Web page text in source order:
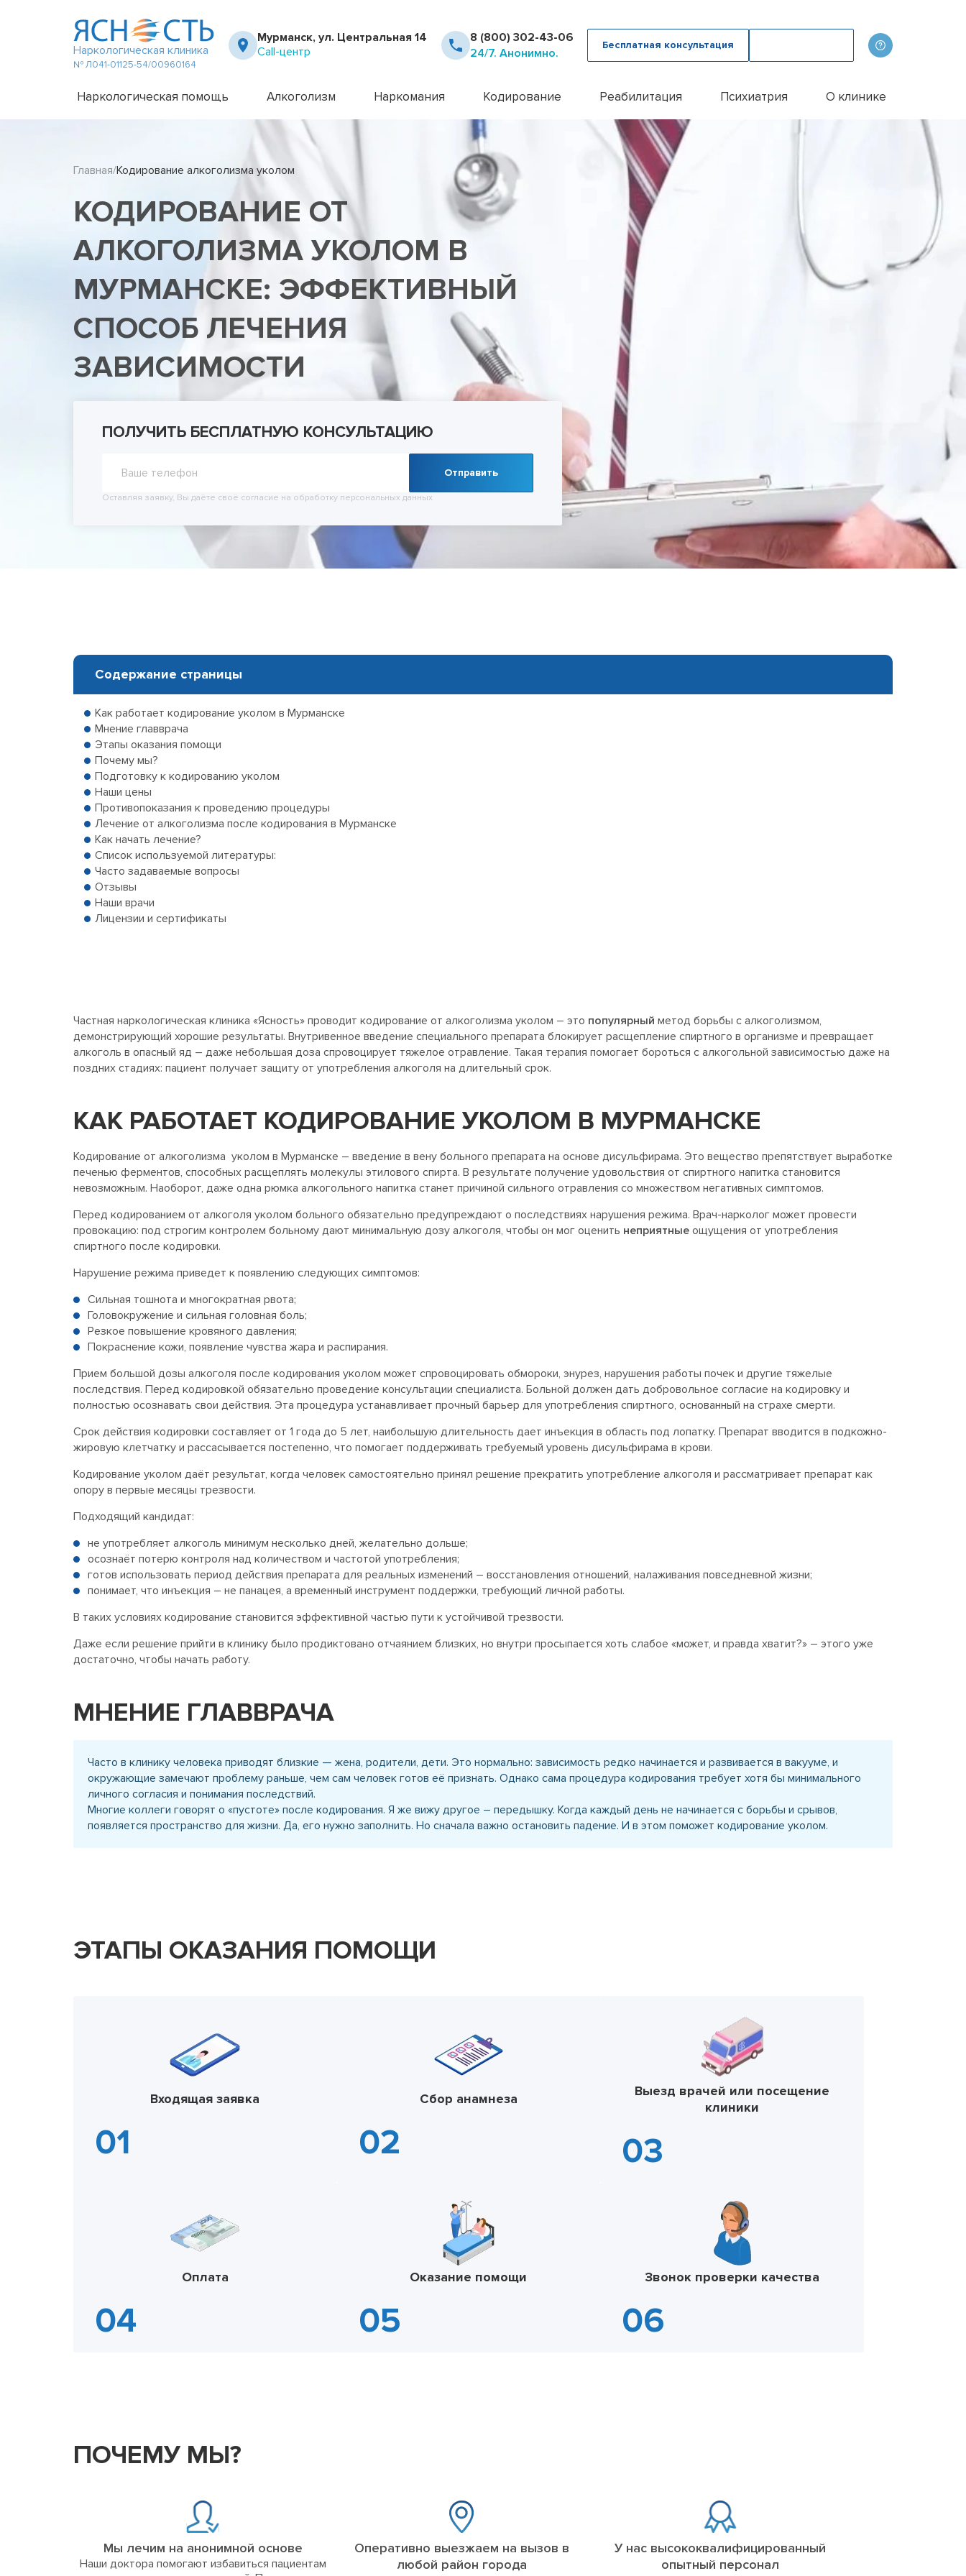
Наркологическая клиника
№ Л041-01125-54/00960164
Мурманск, ул. Центральная 14
Call-центр
8 (800) 302-43-06
24/7. Анонимно.
Бесплатная консультация
Наркологическая помощь
Телефон доверия
Алкоголизм
Амбулаторное лечение алкоголизма
Капельница от запоя
Кодирование методом Рожнова
Лечение алкоголизма
Лечение алкоголизма пожилых
Лечение алкоголизма в стационаре
Лечение пивного алкоголизма
Лечение женского алкоголизма
Подростковый алкоголизм
Принудительное лечение алкоголизма
Вывод из запоя в стационаре
Наркомания
Детоксикация наркозависимых
Кодирование от наркомании
Лечение героиновой зависимости
Лечение наркомании амбулаторно
Лечение наркомании у подростков
Лечение наркомании в стационаре
Лечение спайсовой зависимости
Лечение табакокурения
Лечение зависимости от Гашиша
Лечение зависимости от Лирики
Лечение зависимости от Мефедрона
Лечение зависимости от тропикамидов
Методы лечения солевой зависимости
УБОД
Кодирование
Кодирование алкоголизма на дому
Кодирование алкоголизма уколом
Кодирование алкоголизма вшиванием ампулы
Кодирование Двойной Блок
Кодирование гипнозом
Кодирование иглоукалыванием
Кодирование Налтрексоном
Кодирование наркозависимости
Кодирование от алкоголизма
Кодирование от алкоголизма Эспераль
Кодирование по методу Довженко
Кодирование SIT
Кодирование Торпедо
Кодирование Вивитролом
Кодировка от курения
Метод Шичко
Снятие кодировки
Реабилитация
12 шагов
Day Top
Реабилитации алкоголиков
Реабилитация наркозависимых
Психиатрия
Консультация психолога
Лечение алкоголизма с психологом
Лечение анорексии
Лечение бессонницы
Лечение бессонницы у пожилых людей
Лечение бессонницы у женщин
Лечение биполярного расстройства
Лечение булимии
Лечение деменции
Лечение депрессии
Лечение дисморфофобии
Лечение игромании
Лечение мании преследования
Лечение невроза
Лечение ОКР (обсессивно-компульсивного
расстройства)
Лечение панических атак
Лечение паранойи
Лечение ПТСР
Лечение шизофрении
Лечение социопатии
Лечение созависимости
Лечение тревожного расстройства
Психиатр на дом
О клинике
Главная Кодирование алкоголизма уколом
КОДИРОВАНИЕ ОТ
АЛКОГОЛИЗМА УКОЛОМ В
МУРМАНСКЕ: ЭФФЕКТИВНЫЙ
СПОСОБ ЛЕЧЕНИЯ
ЗАВИСИМОСТИ
ПОЛУЧИТЬ БЕСПЛАТНУЮ КОНСУЛЬТАЦИЮ
Отправить
Оставляя заявку, Вы даёте своё согласие на обработку персональных данных
Содержание страницы
Как работает кодирование уколом в Мурманске
Мнение главврача
Этапы оказания помощи
Почему мы?
Подготовку к кодированию уколом
Наши цены
Противопоказания к проведению процедуры
Лечение от алкоголизма после кодирования в Мурманске
Как начать лечение?
Список используемой литературы:
Часто задаваемые вопросы
Отзывы
Наши врачи
Лицензии и сертификаты
Частная наркологическая клиника «Ясность» проводит кодирование от алкоголизма уколом – это популярный метод борьбы с алкоголизмом,
демонстрирующий хорошие результаты. Внутривенное введение специального препарата блокирует расщепление спиртного в организме и превращает
алкоголь в опасный яд – даже небольшая доза спровоцирует тяжелое отравление. Такая терапия помогает бороться с алкогольной зависимостью даже на
поздних стадиях: пациент получает защиту от употребления алкоголя на длительный срок.
КАК РАБОТАЕТ КОДИРОВАНИЕ УКОЛОМ В МУРМАНСКЕ
Кодирование от алкоголизма уколом в Мурманске – введение в вену больного препарата на основе дисульфирама. Это вещество препятствует выработке
печенью ферментов, способных расщеплять молекулы этилового спирта. В результате получение удовольствия от спиртного напитка становится
невозможным. Наоборот, даже одна рюмка алкогольного напитка станет причиной сильного отравления со множеством негативных симптомов.
Перед кодированием от алкоголя уколом больного обязательно предупреждают о последствиях нарушения режима. Врач-нарколог может провести
провокацию: под строгим контролем больному дают минимальную дозу алкоголя, чтобы он мог оценить неприятные ощущения от употребления
спиртного после кодировки.
Нарушение режима приведет к появлению следующих симптомов:
Сильная тошнота и многократная рвота;
Головокружение и сильная головная боль;
Резкое повышение кровяного давления;
Покраснение кожи, появление чувства жара и распирания.
Прием большой дозы алкоголя после кодирования уколом может спровоцировать обмороки, энурез, нарушения работы почек и другие тяжелые
последствия. Перед кодировкой обязательно проведение консультации специалиста. Больной должен дать добровольное согласие на кодировку и
полностью осознавать свои действия. Эта процедура устанавливает прочный барьер для употребления спиртного, основанный на страхе смерти.
Срок действия кодировки составляет от 1 года до 5 лет, наибольшую длительность дает инъекция в область под лопатку. Препарат вводится в подкожно-
жировую клетчатку и рассасывается постепенно, что помогает поддерживать требуемый уровень дисульфирама в крови.
Кодирование уколом даёт результат, когда человек самостоятельно принял решение прекратить употребление алкоголя и рассматривает препарат как
опору в первые месяцы трезвости.
Подходящий кандидат:
не употребляет алкоголь минимум несколько дней, желательно дольше;
осознаёт потерю контроля над количеством и частотой употребления;
готов использовать период действия препарата для реальных изменений – восстановления отношений, налаживания повседневной жизни;
понимает, что инъекция – не панацея, а временный инструмент поддержки, требующий личной работы.
В таких условиях кодирование становится эффективной частью пути к устойчивой трезвости.
Даже если решение прийти в клинику было продиктовано отчаянием близких, но внутри просыпается хоть слабое «может, и правда хватит?» – этого уже
достаточно, чтобы начать работу.
МНЕНИЕ ГЛАВВРАЧА
Часто в клинику человека приводят близкие — жена, родители, дети. Это нормально: зависимость редко начинается и развивается в вакууме, и
окружающие замечают проблему раньше, чем сам человек готов её признать. Однако сама процедура кодирования требует хотя бы минимального
личного согласия и понимания последствий.
Многие коллеги говорят о «пустоте» после кодирования. Я же вижу другое – передышку. Когда каждый день не начинается с борьбы и срывов,
появляется пространство для жизни. Да, его нужно заполнить. Но сначала важно остановить падение. И в этом поможет кодирование уколом.
ЭТАПЫ ОКАЗАНИЯ ПОМОЩИ
Входящая заявка Сбор анамнеза
Выезд врачей или посещение
клиники
Оплата Оказание помощи Звонок проверки качества
ПОЧЕМУ МЫ?
Мы лечим на анонимной основе
Наши доктора помогают избавиться пациентам
Оперативно выезжаем на вызов в
любой район города
У нас высококвалифицированный
опытный персонал